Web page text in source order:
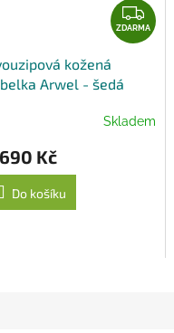
Z
D
A
ZDARMA
kožená
Arwel - šedá
Skladem
Kč
Do košíku